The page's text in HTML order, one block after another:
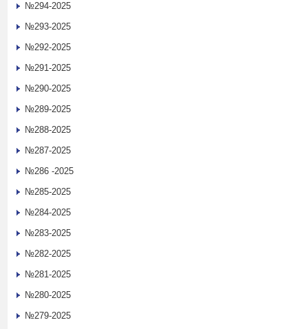
№294-2025
№293-2025
№292-2025
№291-2025
№290-2025
№289-2025
№288-2025
№287-2025
№286 -2025
№285-2025
№284-2025
№283-2025
№282-2025
№281-2025
№280-2025
№279-2025